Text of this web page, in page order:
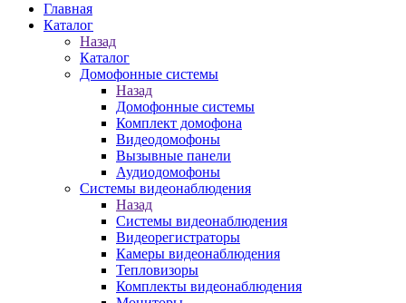
Главная
Каталог
Назад
Каталог
Домофонные системы
Назад
Домофонные системы
Комплект домофона
Видеодомофоны
Вызывные панели
Аудиодомофоны
Системы видеонаблюдения
Назад
Системы видеонаблюдения
Видеорегистраторы
Камеры видеонаблюдения
Тепловизоры
Комплекты видеонаблюдения